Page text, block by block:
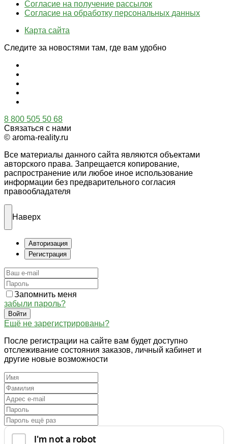
Согласие на получение рассылок
Согласие на обработку персональных данных
Карта сайта
Следите за новостями там, где вам удобно
8 800 505 50 68
Связаться с нами
© aroma-reality.ru
Все материалы данного сайта являются объектами
авторского права. Запрещается копирование,
распространение или любое иное использование
информации без предварительного согласия
правообладателя
Наверх
Авторизация
Регистрация
Запомнить меня
забыли пароль?
Войти
Ещё не зарегистрированы?
После регистрации на сайте вам будет доступно
отслеживание состояния заказов, личный кабинет и
другие новые возможности